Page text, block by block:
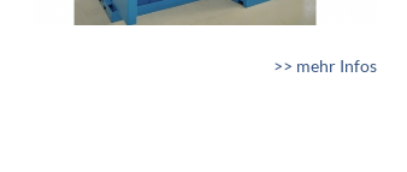
>> mehr Infos